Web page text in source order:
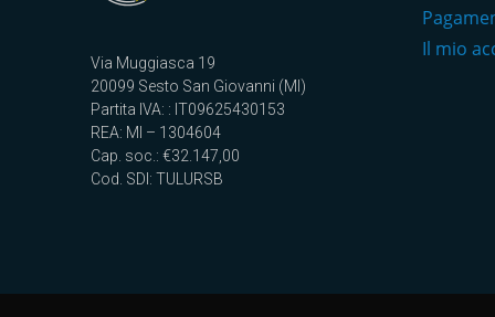
Via Muggiasca 19
20099 Sesto San Giovanni (MI)
Partita IVA: : IT09625430153
REA: MI – 1304604
Cap. soc.: €32.147,00
Cod. SDI: TULURSB
Il mio